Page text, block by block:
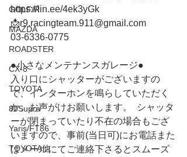
GOLF/R
MAZDA
ROADSTER
CX-8
TOYOTA
80Supra
Yaris/FT86
TOYOTA他
https://lin.ee/4ek3yGk
📩r9.racingteam.911@gmail.com
03-6336-0775
●小さなメンテナンスガレージ●
入り口にシャッターがございますの
で、インターホンを鳴らしていただく
か、お声がけお願いします。  シャッタ
ーが閉まっていたり不在の場合もござ
いますので、事前(当日可)にお電話また
はメールにてご連絡下さるとスムーズ